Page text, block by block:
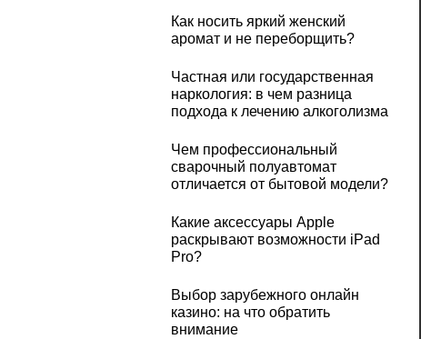
Как носить яркий женский
аромат и не переборщить?
Частная или государственная
наркология: в чем разница
подхода к лечению алкоголизма
Чем профессиональный
сварочный полуавтомат
отличается от бытовой модели?
Какие аксессуары Apple
раскрывают возможности iPad
Pro?
Выбор зарубежного онлайн
казино: на что обратить
внимание